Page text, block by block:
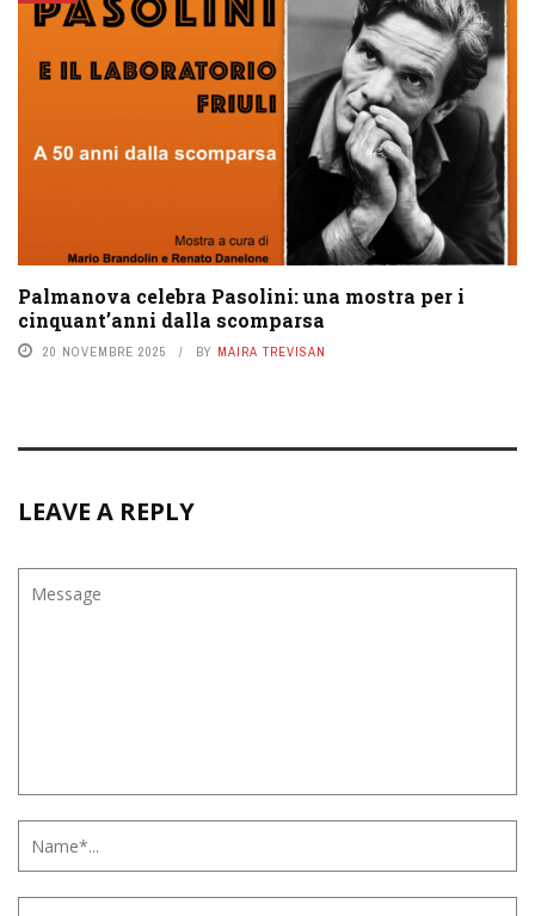
Palmanova celebra Pasolini: una mostra per i
cinquant’anni dalla scomparsa
20 NOVEMBRE 2025 BY MAIRA TREVISAN
LEAVE A REPLY